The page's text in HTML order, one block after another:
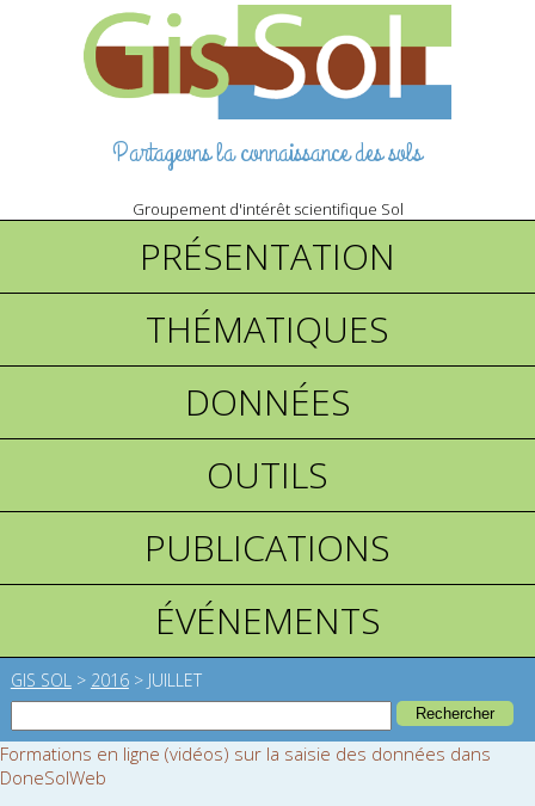
Partageons la connaissance des sols
Groupement d'intérêt scientifique Sol
PRÉSENTATION
THÉMATIQUES
DONNÉES
OUTILS
PUBLICATIONS
ÉVÉNEMENTS
GIS SOL > 2016> JUILLET
Formations en ligne (vidéos) sur la saisie des données dans
DoneSolWeb